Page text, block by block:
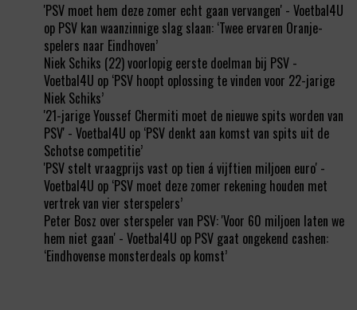
'PSV moet hem deze zomer echt gaan vervangen' - Voetbal4U
op PSV kan waanzinnige slag slaan: ‘Twee ervaren Oranje-
spelers naar Eindhoven’
Niek Schiks (22) voorlopig eerste doelman bij PSV -
Voetbal4U op ‘PSV hoopt oplossing te vinden voor 22-jarige
Niek Schiks’
'21-jarige Youssef Chermiti moet de nieuwe spits worden van
PSV' - Voetbal4U op ‘PSV denkt aan komst van spits uit de
Schotse competitie’
'PSV stelt vraagprijs vast op tien á vijftien miljoen euro' -
Voetbal4U op ‘PSV moet deze zomer rekening houden met
vertrek van vier sterspelers’
Peter Bosz over sterspeler van PSV: 'Voor 60 miljoen laten we
hem niet gaan' - Voetbal4U op PSV gaat ongekend cashen:
‘Eindhovense monsterdeals op komst’